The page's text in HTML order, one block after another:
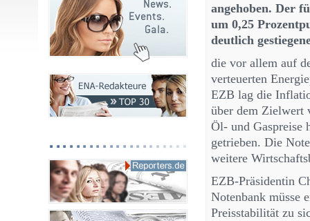
angehoben. Der
um 0,25
deutlich
die vor allem auf
verteuerten
EZB lag die
über dem Zielwert
Öl- und Gaspreise
getrieben. Die
weitere
EZB-Präsidentin
Notenbank müsse
Preisstabilität zu